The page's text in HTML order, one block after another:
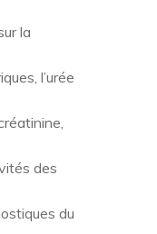
la
l’urée
des
du